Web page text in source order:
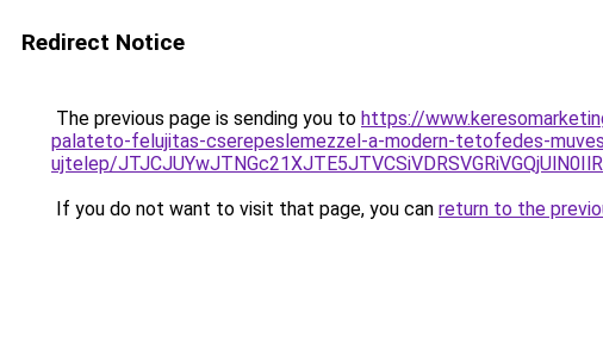
Redirect Notice
The previous page is sending you to https://
palateto-felujitas-cserepeslemezzel-a-modern-tetofedes-
ujtelep/
If you do not want to visit that page, you can return to the